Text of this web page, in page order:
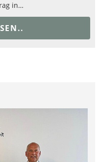
in…